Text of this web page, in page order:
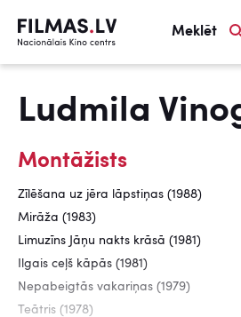
Meklēt
Ludmila
Montāžists
Zīlēšana uz jēra lāpstiņas (1988)
Mirāža (1983)
Limuzīns Jāņu nakts krāsā (1981)
Ilgais ceļš kāpās (1981)
Nepabeigtās vakariņas (1979)
Teātris (1978)